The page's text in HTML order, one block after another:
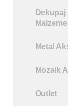
Dekupaj
Metal
Mozaik
Outlet